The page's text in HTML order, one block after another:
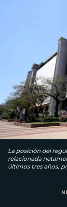
La posición del
relacionada
últimos tres años,